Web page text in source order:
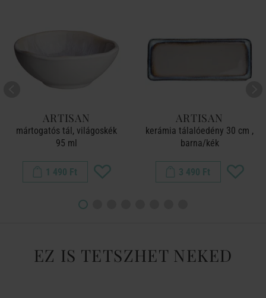
ARTISAN
mártogatós tál, világoskék
95 ml
1 490 Ft
ARTISAN
kerámia tálalóedény 30 cm ,
barna/kék
3 490 Ft
EZ IS TETSZHET NEKED